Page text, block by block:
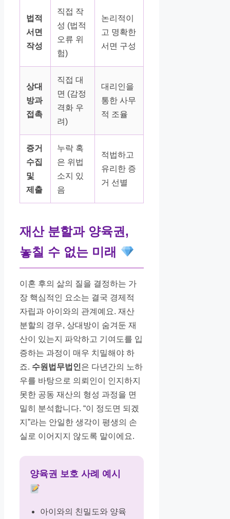
법적
서면
작성
직접 작
성 (법적
오류 위
험)
논리적이
고 명확한
서면 구성
상대
방과
접촉
직접 대
면 (감정
격화 우
려)
대리인을
통한 사무
적 조율
증거
수집
및
제출
누락 혹
은 위법
소지 있
음
적법하고
유리한 증
거 선별
재산 분할과 양육권,
놓칠 수 없는 미래
이혼 후의 삶의 질을 결정하는 가
장 핵심적인 요소는 결국 경제적
자립과 아이와의 관계예요. 재산
분할의 경우, 상대방이 숨겨둔 재
산이 있는지 파악하고 기여도를 입
증하는 과정이 매우 치밀해야 하
죠. 수원법무법인은 다년간의 노하
우를 바탕으로 의뢰인이 인지하지
못한 공동 재산의 형성 과정을 면
밀히 분석합니다. “이 정도면 되겠
지”라는 안일한 생각이 평생의 손
실로 이어지지 않도록 말이에요.
양육권 보호 사례 예시
아이와의 친밀도와 양육